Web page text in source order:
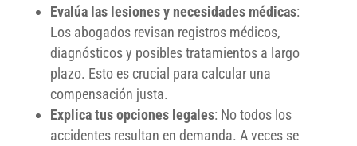
Evalúa las lesiones y necesidades médicas:
Los abogados revisan registros médicos,
diagnósticos y posibles tratamientos a largo
plazo. Esto es crucial para calcular una
compensación justa.
Explica tus opciones legales: No todos los
accidentes resultan en demanda. A veces se